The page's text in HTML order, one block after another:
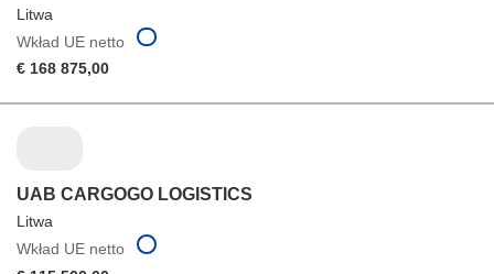
Litwa
Wkład UE netto
€ 168 875,00
UAB CARGOGO LOGISTICS
Litwa
Wkład UE netto